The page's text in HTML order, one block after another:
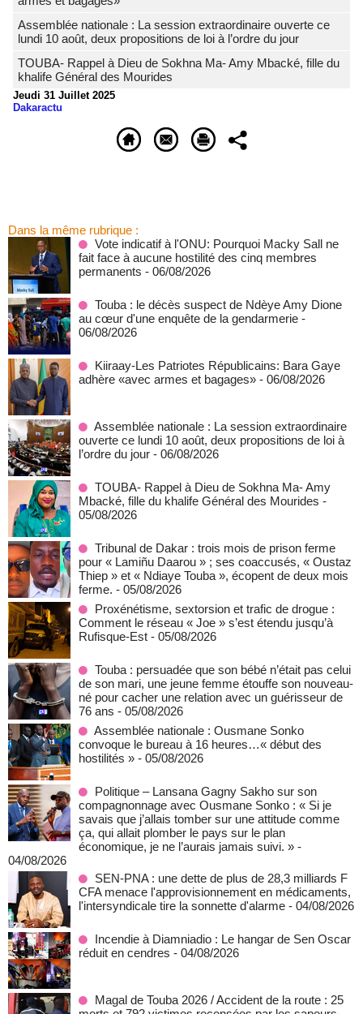
Assemblée nationale : La session extraordinaire ouverte ce
lundi 10 août, deux propositions de loi à l’ordre du jour
TOUBA- Rappel à Dieu de Sokhna Ma- Amy Mbacké, fille du
khalife Général des Mourides
Jeudi 31 Juillet 2025
Dakaractu
Dans la même rubrique :
Vote indicatif à l'ONU: Pourquoi Macky Sall ne
fait face à aucune hostilité des cinq membres
permanents - 06/08/2026
Touba : le décès suspect de Ndèye Amy Dione
au cœur d'une enquête de la gendarmerie -
06/08/2026
Kiiraay-Les Patriotes Républicains: Bara Gaye
adhère «avec armes et bagages» - 06/08/2026
Assemblée nationale : La session extraordinaire
ouverte ce lundi 10 août, deux propositions de loi à
l’ordre du jour - 06/08/2026
TOUBA- Rappel à Dieu de Sokhna Ma- Amy
Mbacké, fille du khalife Général des Mourides -
05/08/2026
Tribunal de Dakar : trois mois de prison ferme
pour « Lamiñu Daarou » ; ses coaccusés, « Oustaz
Thiep » et « Ndiaye Touba », écopent de deux mois
ferme. - 05/08/2026
Proxénétisme, sextorsion et trafic de drogue :
Comment le réseau « Joe » s’est étendu jusqu’à
Rufisque-Est - 05/08/2026
Touba : persuadée que son bébé n’était pas celui
de son mari, une jeune femme étouffe son nouveau-
né pour cacher une relation avec un guérisseur de
76 ans - 05/08/2026
Assemblée nationale : Ousmane Sonko
convoque le bureau à 16 heures…« début des
hostilités » - 05/08/2026
Politique – Lansana Gagny Sakho sur son
compagnonnage avec Ousmane Sonko : « Si je
savais que j’allais tomber sur une attitude comme
ça, qui allait plomber le pays sur le plan
économique, je ne l’aurais jamais suivi. » -
04/08/2026
SEN-PNA : une dette de plus de 28,3 milliards F
CFA menace l'approvisionnement en médicaments,
l'intersyndicale tire la sonnette d'alarme - 04/08/2026
Incendie à Diamniadio : Le hangar de Sen Oscar
réduit en cendres - 04/08/2026
Magal de Touba 2026 / Accident de la route : 25